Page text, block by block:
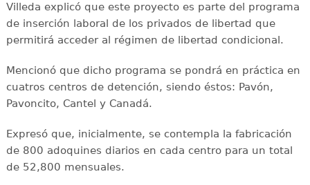
Villeda explicó que este proyecto es parte del programa
de inserción laboral de los privados de libertad que
permitirá acceder al régimen de libertad condicional.
Mencionó que dicho programa se pondrá en práctica en
cuatros centros de detención, siendo éstos: Pavón,
Pavoncito, Cantel y Canadá.
Expresó que, inicialmente, se contempla la fabricación
de 800 adoquines diarios en cada centro para un total
de 52,800 mensuales.